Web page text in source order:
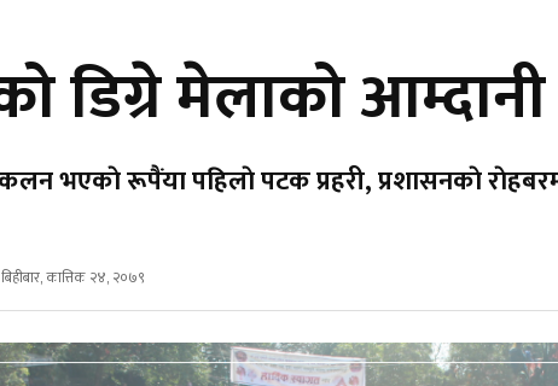
डिग्रे मेलाको
भएकाे रूपैंया पहिलाे पटक प्रहरी, प्रशासनकाे
बिहीबार, कात्तिक २४, २०७९